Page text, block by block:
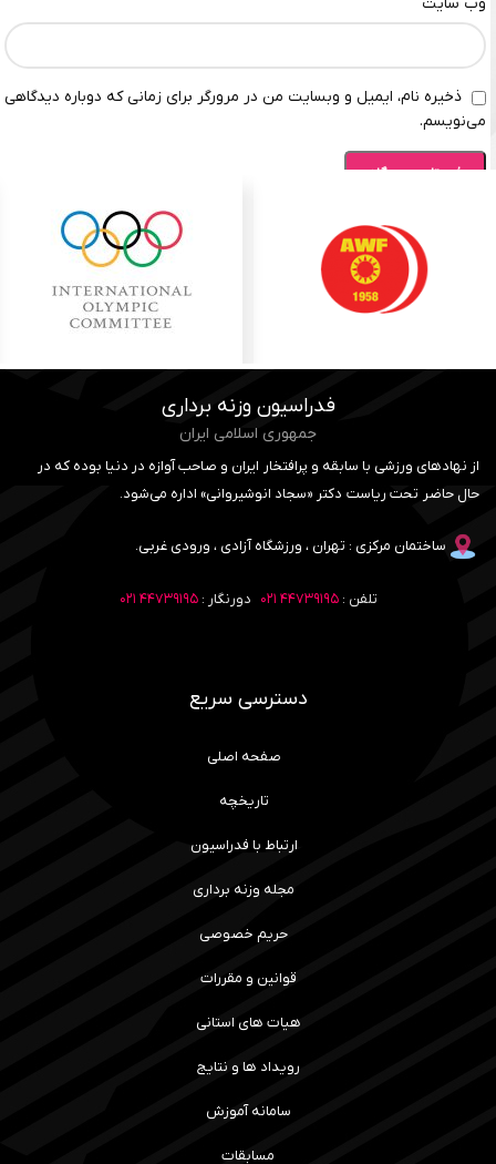
وب‌ سایت
ذخیره نام، ایمیل و وبسایت من در مرورگر برای زمانی که دوباره دیدگاهی
می‌نویسم.
فدراسیون وزنه برداری
جمهوری اسلامی ایران
از نهادهای ورزشی با سابقه و پرافتخار ایران و صاحب آوازه در دنیا بوده که در
حال حاضر تحت ریاست دکتر «سجاد انوشیروانی» اداره می‌شود.
ساختمان مرکزی : تهران ، ورزشگاه آزادی ، ورودی غربی.
تلفن :۴۴۷۳۹۱۹۵ ۰۲۱ دورنگار :۴۴۷۳۹۱۹۵ ۰۲۱
دسترسی سریع
صفحه اصلی
تاریخچه
ارتباط با فدراسیون
مجله وزنه برداری
حریم خصوصی
قوانین و مقررات
هیات های استانی
رویداد ها و نتایج
سامانه آموزش
مسابقات